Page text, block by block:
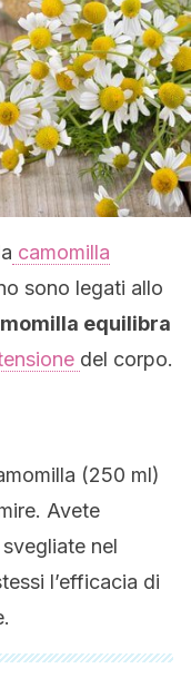
camomilla
sono legati allo
equilibra
del corpo.
(250 ml)
Avete
nel
l’efficacia di